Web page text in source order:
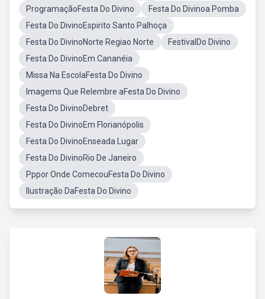
ProgramaçãoFesta Do Divino
Festa Do Divinoa Pomba
Festa Do DivinoEspirito Santo Palhoça
Festa Do DivinoNorte Regiao Norte
FestivalDo Divino
Festa Do DivinoEm Cananéia
Missa Na EscolaFesta Do Divino
Imagems Que Relembre aFesta Do Divino
Festa Do DivinoDebret
Festa Do DivinoEm Florianópolis
Festa Do DivinoEnseada Lugar
Festa Do DivinoRio De Janeiro
Pppor Onde ComecouFesta Do Divino
Ilustração DaFesta Do Divino